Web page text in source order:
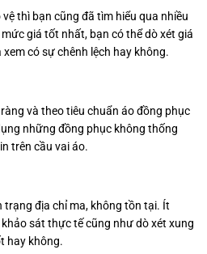
thì bạn cũng đã tìm hiểu qua nhiều
giá tốt nhất, bạn có thể dò xét giá
có sự chênh lệch hay không.
và theo tiêu chuẩn áo đồng phục
những đồng phục không thống
trên cầu vai áo.
địa chỉ ma, không tồn tại. Ít
sát thực tế cũng như dò xét xung
hay không.